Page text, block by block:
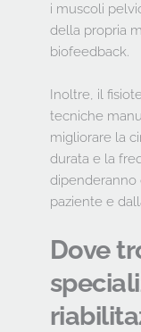
i muscoli
della propria
biofeedback.
Inoltre, il
tecniche
migliorare la
durata e la
dipenderanno
paziente e
Dove